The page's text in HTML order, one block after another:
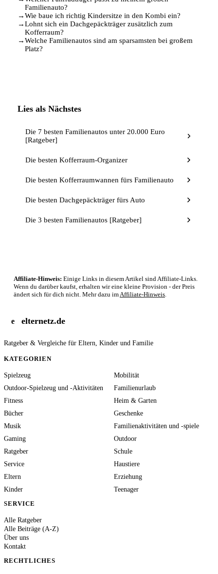
Familienauto?
→Wie baue ich richtig Kindersitze in den Kombi ein?
→Lohnt sich ein Dachgepäckträger zusätzlich zum
Kofferraum?
→Welche Familienautos sind am sparsamsten bei großem
Platz?
Lies als Nächstes
Die 7 besten Familienautos unter 20.000 Euro
[Ratgeber]
Die besten Kofferraum-Organizer
Die besten Kofferraumwannen fürs Familienauto
Die besten Dachgepäckträger fürs Auto
Die 3 besten Familienautos [Ratgeber]
Affiliate-Hinweis: Einige Links in diesem Artikel sind Affiliate-Links.
Wenn du darüber kaufst, erhalten wir eine kleine Provision - der Preis
ändert sich für dich nicht. Mehr dazu im Affiliate-Hinweis
e elternetz.de
Ratgeber & Vergleiche für Eltern, Kinder und Familie
KATEGORIEN
Spielzeug
Mobilität
Outdoor-Spielzeug und -Aktivitäten
Familienurlaub
Fitness
Heim & Garten
Bücher
Geschenke
Musik
Familienaktivitäten und -spiele
Gaming
Outdoor
Ratgeber
Schule
Service
Haustiere
Eltern
Erziehung
Kinder
Teenager
SERVICE
Alle Ratgeber
Alle Beiträge (A-Z)
Über uns
Kontakt
RECHTLICHES